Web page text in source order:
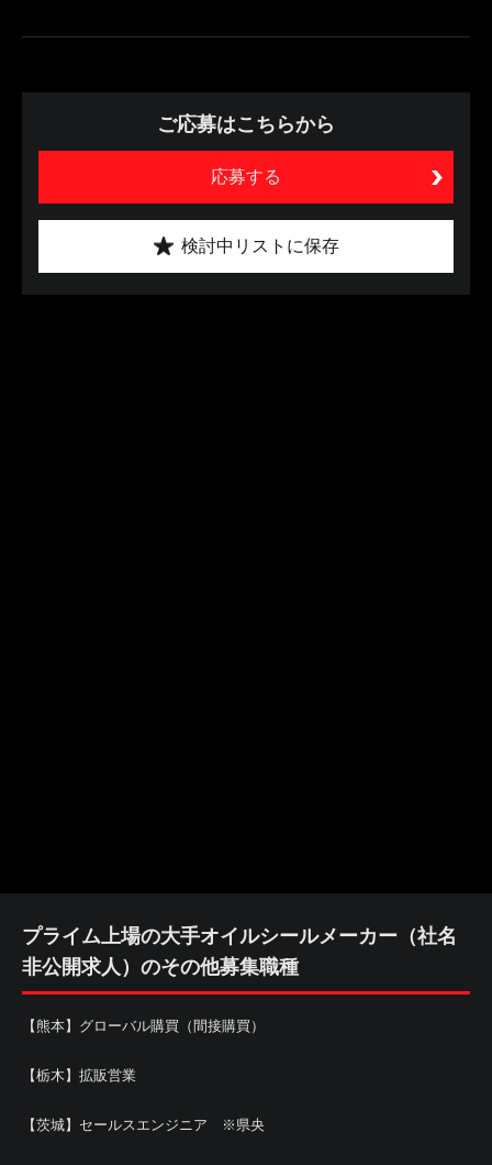
ご応募はこちらから
応募する
検討中リストに保存
プライム上場の大手オイルシールメーカー（社名
非公開求人）のその他募集職種
【熊本】グローバル購買（間接購買）
【栃木】拡販営業
【茨城】セールスエンジニア ※県央